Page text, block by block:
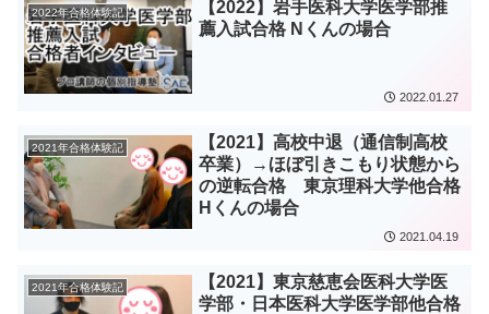
2022年合格体験記
【2022】岩手医科大学医学部推
薦入試合格 Nくんの場合
2022.01.27
2021年合格体験記
【2021】高校中退（通信制高校
卒業）→ほぼ引きこもり状態から
の逆転合格 東京理科大学他合格
Hくんの場合
2021.04.19
2021年合格体験記
【2021】東京慈恵会医科大学医
学部・日本医科大学医学部他合格